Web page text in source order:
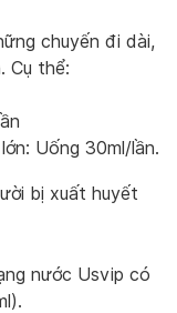
chuyến đi dài,
Cụ thể:
Uống 30ml/lần.
bị xuất huyết
nước Usvip có